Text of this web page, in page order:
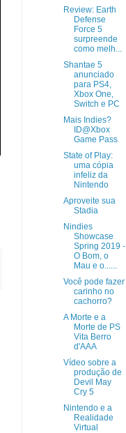
Review: Earth
Defense
Force 5
surpreende
como melh...
Shantae 5
anunciado
para PS4,
Xbox One,
Switch e PC
Mais Indies?
ID@Xbox
Game Pass
State of Play:
uma cópia
infeliz da
Nintendo
Aproveite sua
Stadia
Nindies
Showcase
Spring 2019 -
O Bom, o
Mau e o......
Você pode fazer
carinho no
cachorro?
A Morte e a
Morte de PS
Vita Berro
d'AAA
Vídeo sobre a
produção de
Devil May
Cry 5
Nintendo e a
Realidade
Virtual